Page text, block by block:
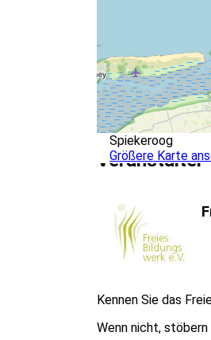
Spiekeroog
Größere Karte
Veranstalter
Kennen Sie das
Wenn nicht,